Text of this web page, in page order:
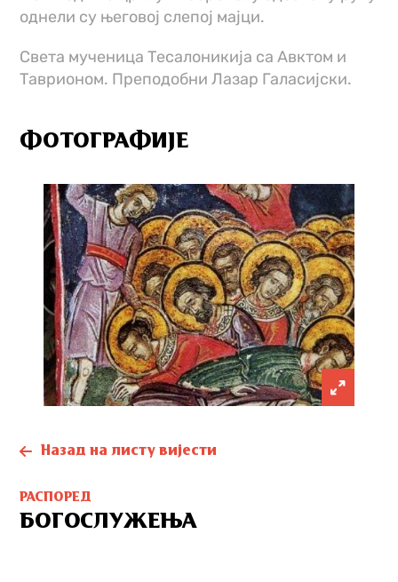
однели су његовој слепој мајци.
Света мученица Тесалоникија са Авктом и
Таврионом. Преподобни Лазар Галасијски.
ФОТОГРАФИЈЕ
Назад на листу вијести
РАСПОРЕД
БОГОСЛУЖЕЊА